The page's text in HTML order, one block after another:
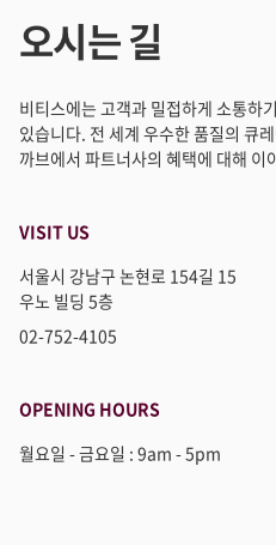
오시는 길
비티스에는 고객과 밀접하게 소통하
있습니다. 전 세계 우수한 품질의 큐
까브에서 파트너사의 혜택에 대해 이
VISIT US
서울시 강남구 논현로 154길 15
우노 빌딩 5층
02-752-4105
OPENING HOURS
월요일 - 금요일 : 9am - 5pm